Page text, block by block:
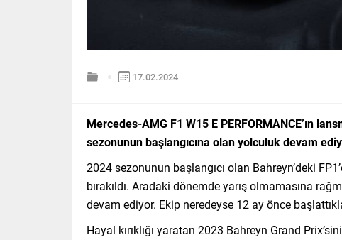
17.02.2024
Mercedes-AMG F1 W15 E PERFORMANCE’ın
sezonunun başlangıcına olan yolculuk devam
2024 sezonunun başlangıcı olan Bahreyn’deki
bırakıldı. Aradaki dönemde yarış olmamasına
devam ediyor. Ekip neredeyse 12 ay önce
Hayal kırıklığı yaratan 2023 Bahreyn Grand